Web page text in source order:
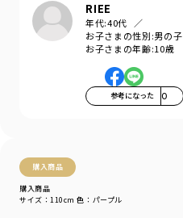
RIEE
年代:40代
お子さまの性別:男の子
お子さまの年齢:10歳
参考になった 0
購入商品
購入商品
サイズ：110cm 色：パープル